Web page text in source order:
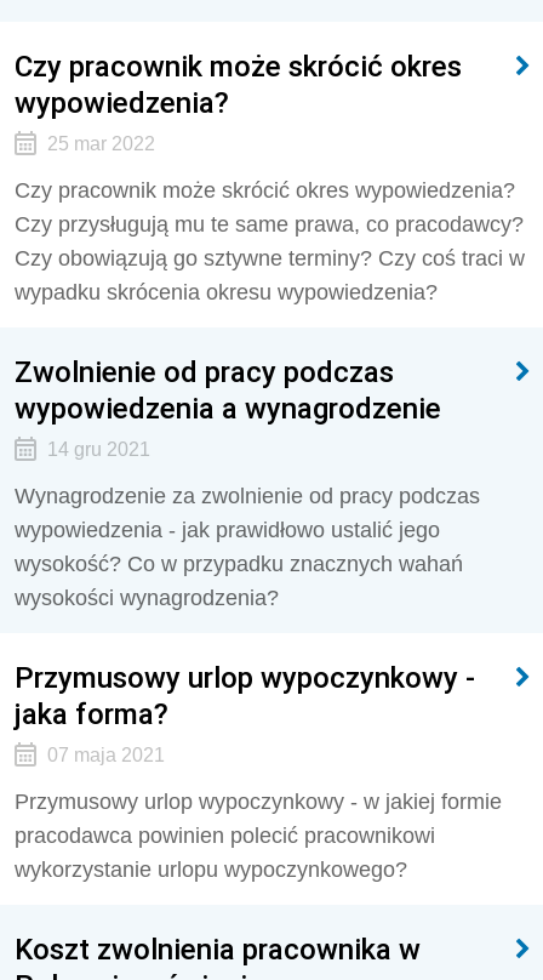
Czy pracownik może skrócić okres
wypowiedzenia?
25 mar 2022
Czy pracownik może skrócić okres wypowiedzenia?
Czy przysługują mu te same prawa, co pracodawcy?
Czy obowiązują go sztywne terminy? Czy coś traci w
wypadku skrócenia okresu wypowiedzenia?
Zwolnienie od pracy podczas
wypowiedzenia a wynagrodzenie
14 gru 2021
Wynagrodzenie za zwolnienie od pracy podczas
wypowiedzenia - jak prawidłowo ustalić jego
wysokość? Co w przypadku znacznych wahań
wysokości wynagrodzenia?
Przymusowy urlop wypoczynkowy -
jaka forma?
07 maja 2021
Przymusowy urlop wypoczynkowy - w jakiej formie
pracodawca powinien polecić pracownikowi
wykorzystanie urlopu wypoczynkowego?
Koszt zwolnienia pracownika w